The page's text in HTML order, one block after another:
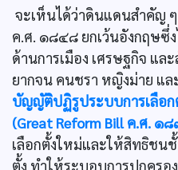
จะเห็นได้ว่าดินแดนสำคัญ
ค.ศ. ๑๘๔๘ ยกเว้นอังกฤษซึ่
ด้านการเมือง เศรษฐกิจ แ
ยากจน คนชรา หญิงม่าย แล
บัญญัติปฏิรูประบบการเลือ
(Great Reform Bill ค.ศ. ๑
เลือกตั้งใหม่และให้สิทธิชนชั้
ตั้ง ทำให้ระบอบการปกครอ